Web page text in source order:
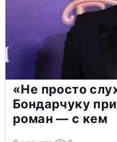
«Не просто
Бондарчуку
роман — с кем